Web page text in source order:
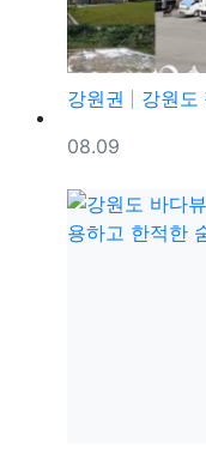
강원권
강원도 정
등록일
08.09